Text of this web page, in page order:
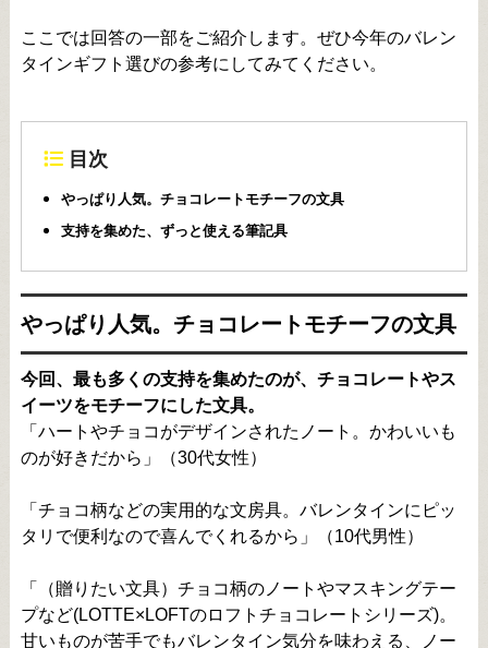
ここでは回答の一部をご紹介します。ぜひ今年のバレン
タインギフト選びの参考にしてみてください。
目次
やっぱり人気。チョコレートモチーフの文具
支持を集めた、ずっと使える筆記具
やっぱり人気。チョコレートモチーフの文具
今回、最も多くの支持を集めたのが、チョコレートやス
イーツをモチーフにした文具。
「ハートやチョコがデザインされたノート。かわいいも
のが好きだから」（30代女性）
「チョコ柄などの実用的な文房具。バレンタインにピッ
タリで便利なので喜んでくれるから」（10代男性）
「（贈りたい文具）チョコ柄のノートやマスキングテー
プなど(LOTTE×LOFTのロフトチョコレートシリーズ)。
甘いものが苦手でもバレンタイン気分を味わえる、ノー